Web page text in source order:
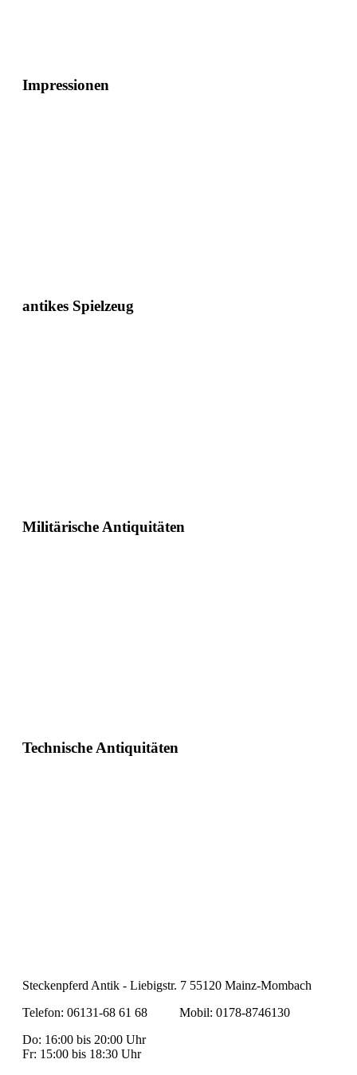
Impressionen
antikes Spielzeug
Militärische Antiquitäten
Technische Antiquitäten
Steckenpferd Antik - Liebigstr. 7 55120 Mainz-Mombach
Telefon: 06131-68 61 68 Mobil: 0178-8746130
Do: 16:00 bis 20:00 Uhr
Fr: 15:00 bis 18:30 Uhr